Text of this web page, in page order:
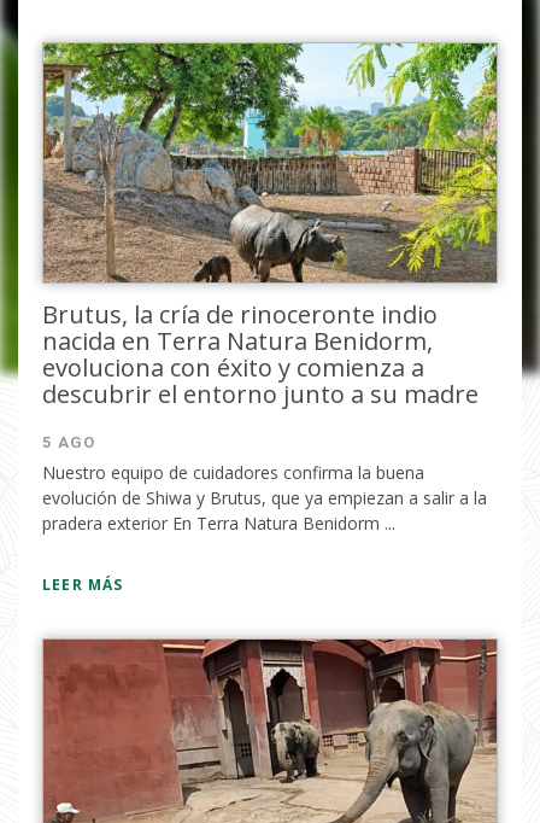
Completa el formulario y
recibirás tu código por email.
He leido y acepto la política de
Brutus, la cría de rinoceronte indio
nacida en Terra Natura Benidorm,
evoluciona con éxito y comienza a
descubrir el entorno junto a su madre
5 AGO
Nuestro equipo de cuidadores confirma la buena
evolución de Shiwa y Brutus, que ya empiezan a salir a la
pradera exterior En Terra Natura Benidorm ...
LEER MÁS